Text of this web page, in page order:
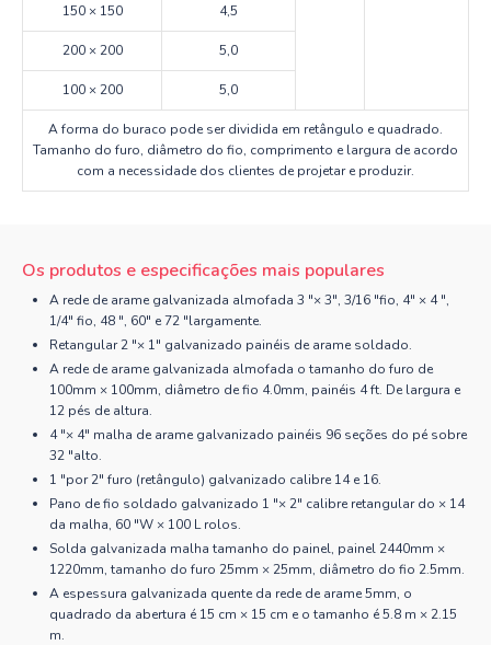
150 × 150 4,5
200 × 200 5,0
100 × 200 5,0
A forma do buraco pode ser dividida em retângulo e quadrado.
Tamanho do furo, diâmetro do fio, comprimento e largura de acordo
com a necessidade dos clientes de projetar e produzir.
Os produtos e especificações mais populares
A rede de arame galvanizada almofada 3 "× 3", 3/16 "fio, 4" × 4 ",
1/4" fio, 48 ", 60" e 72 "largamente.
Retangular 2 "× 1" galvanizado painéis de arame soldado.
A rede de arame galvanizada almofada o tamanho do furo de
100mm × 100mm, diâmetro de fio 4.0mm, painéis 4 ft. De largura e
12 pés de altura.
4 "× 4" malha de arame galvanizado painéis 96 seções do pé sobre
32 "alto.
1 "por 2" furo (retângulo) galvanizado calibre 14 e 16.
Pano de fio soldado galvanizado 1 "× 2" calibre retangular do × 14
da malha, 60 "W × 100 L rolos.
Solda galvanizada malha tamanho do painel, painel 2440mm ×
1220mm, tamanho do furo 25mm × 25mm, diâmetro do fio 2.5mm.
A espessura galvanizada quente da rede de arame 5mm, o
quadrado da abertura é 15 cm × 15 cm e o tamanho é 5.8 m × 2.15
m.